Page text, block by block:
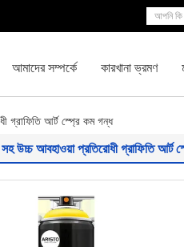
আমাদের সম্পর্কে কারখানা ভ্রমণ
গ্রাফিতি আর্ট স্প্রে কম গন্ধ
উচ্চ আবহাওয়া প্রতিরোধী গ্রাফিতি আর্ট